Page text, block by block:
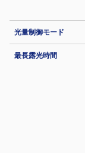
光量制御モード
最長露光時間